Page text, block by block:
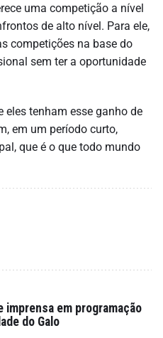
uma competição a nível
de alto nível. Para ele,
competições na base do
sem ter a oportunidade
eles tenham esse ganho de
em um período curto,
que é o que todo mundo
em programação
do Galo